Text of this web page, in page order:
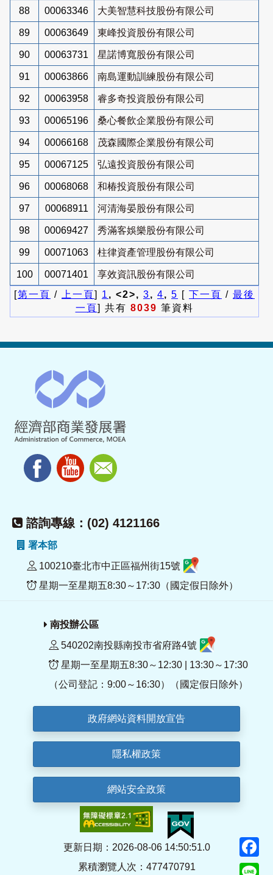
88 00063346 大美智慧科技股份有限公司
89 00063649 東峰投資股份有限公司
90 00063731 星諾博寬股份有限公司
91 00063866 南島運動訓練股份有限公司
92 00063958 睿多奇投資股份有限公司
93 00065196 桑心餐飲企業股份有限公司
94 00066168 茂森國際企業股份有限公司
95 00067125 弘遠投資股份有限公司
96 00068068 和椿投資股份有限公司
97 00068911 河清海晏股份有限公司
98 00069427 秀滿客娛樂股份有限公司
99 00071063 柱律資產管理股份有限公司
100 00071401
享效資訊股份有限公司
[第一頁 / 上一頁] 1 , <2>, 3, 4, 5 [ 下一頁 / 最後
一頁] 共有 8039 筆資料
諮詢專線：(02) 4121166
署本部
100210臺北市中正區福州街15號
星期一至星期五8:30～17:30（國定假日除外）
南投辦公區
540202南投縣南投市省府路4號
星期一至星期五8:30～12:30 | 13:30～17:30
（公司登記：9:00～16:30）（國定假日除外）
政府網站資料開放宣告
隱私權政策
網站安全政策
更新日期：2026-08-06 14:50:51.0
累積瀏覽人次：477470791